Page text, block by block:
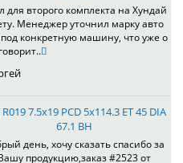
для второго комплекта на Хундай
Менеджер уточнил марку авто
конкретную машину, что уже о
R019 7.5x19 PCD 5x114.3 ET 45 DIA
67.1 BH
день, хочу сказать спасибо за
продукцию,заказ #2523 от